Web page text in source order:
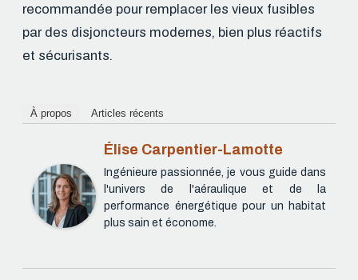
recommandée pour remplacer les vieux fusibles
par des disjoncteurs modernes, bien plus réactifs
et sécurisants.
À propos Articles récents
Élise Carpentier-Lamotte
Ingénieure passionnée, je vous guide dans
l'univers de l'aéraulique et de la
performance énergétique pour un habitat
plus sain et économe.